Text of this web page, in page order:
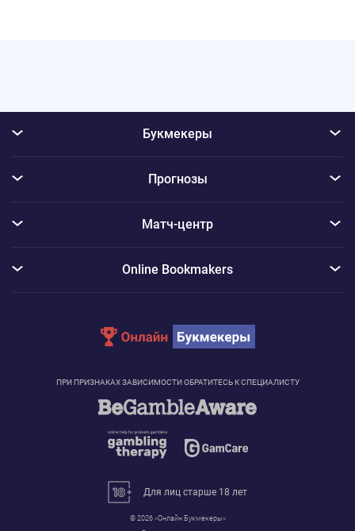
ПРИ ПРИЗНАКАХ ЗАВИСИМОСТИ ОБРАТИТЕСЬ К СПЕЦИАЛИСТУ
Для лиц старше 18 лет
© 2026 «Онлайн Букмекеры»
Букмекеры
Прогнозы
Матч-центр
Online Bookmakers